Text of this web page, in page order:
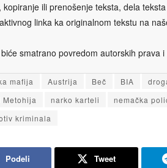
ili prenošenje teksta, dela
linka ka originalnom tekstu na
smatrano povredom autorskih prava
mafiјa Austriјa Beč BIA
narko karteli nemačka
kriminala
Podeli Tweet